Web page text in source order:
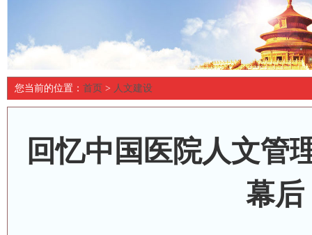
您当前的位置： 首页 > 人文建设
回忆中国医院人文管
幕后